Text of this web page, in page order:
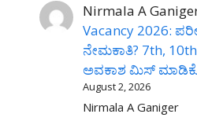
Nirmala A
Vacancy 2026:
ನೇಮಕಾತಿ? 7th,
ಅವಕಾಶ ಮಿಸ್
August 2, 2026
Nirmala A Ganiger